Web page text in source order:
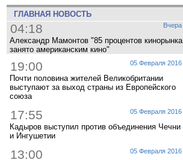
ГЛАВНАЯ НОВОСТЬ
Вчера
04:18
Александр Мамонтов "85 процентов кинорынка
занято американским кино"
05 Февраля 2016
19:00
Почти половина жителей Великобритании
выступают за выход страны из Европейского
союза
05 Февраля 2016
17:55
Кадыров выступил против объединения Чечни
и Ингушетии
05 Февраля 2016
13:00